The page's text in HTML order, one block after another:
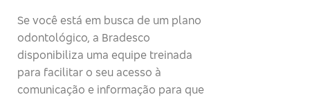
Se você está em busca de um plano
odontológico, a Bradesco
disponibiliza uma equipe treinada
para facilitar o seu acesso à
comunicação e informação para que